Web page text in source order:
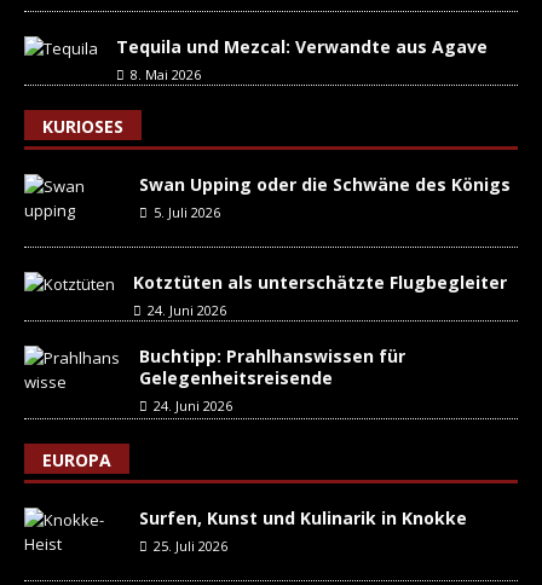
Tequila und Mezcal: Verwandte aus Agave
8. Mai 2026
KURIOSES
Swan Upping oder die Schwäne des Königs
5. Juli 2026
Kotztüten als unterschätzte Flugbegleiter
24. Juni 2026
Buchtipp: Prahlhanswissen für
Gelegenheitsreisende
24. Juni 2026
EUROPA
Surfen, Kunst und Kulinarik in Knokke
25. Juli 2026